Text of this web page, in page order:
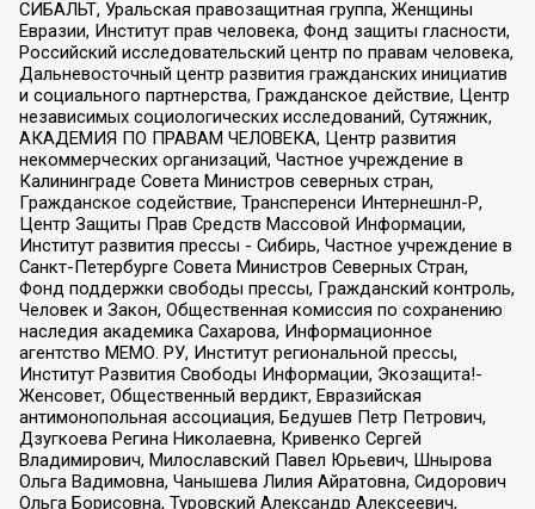
СИБАЛЬТ, Уральская правозащитная группа, Женщины
Евразии, Институт прав человека, Фонд защиты гласности,
Российский исследовательский центр по правам человека,
Дальневосточный центр развития гражданских инициатив
и социального партнерства, Гражданское действие, Центр
независимых социологических исследований, Сутяжник,
АКАДЕМИЯ ПО ПРАВАМ ЧЕЛОВЕКА, Центр развития
некоммерческих организаций, Частное учреждение в
Калининграде Совета Министров северных стран,
Гражданское содействие, Трансперенси Интернешнл-Р,
Центр Защиты Прав Средств Массовой Информации,
Институт развития прессы - Сибирь, Частное учреждение в
Санкт-Петербурге Совета Министров Северных Стран,
Фонд поддержки свободы прессы, Гражданский контроль,
Человек и Закон, Общественная комиссия по сохранению
наследия академика Сахарова, Информационное
агентство МЕМО. РУ, Институт региональной прессы,
Институт Развития Свободы Информации, Экозащита!-
Женсовет, Общественный вердикт, Евразийская
антимонопольная ассоциация, Бедушев Петр Петрович,
Дзугкоева Регина Николаевна, Кривенко Сергей
Владимирович, Милославский Павел Юрьевич, Шнырова
Ольга Вадимовна, Чанышева Лилия Айратовна, Сидорович
Ольга Борисовна, Туровский Александр Алексеевич,